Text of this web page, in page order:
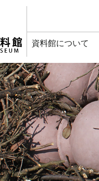
資料館について